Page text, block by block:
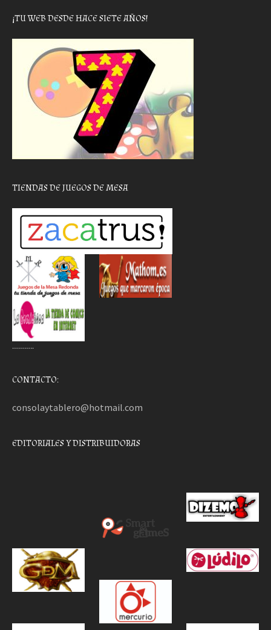
¡TU WEB DESDE HACE SIETE AÑOS!
TIENDAS DE JUEGOS DE MESA
………..
CONTACTO:
consolaytablero@hotmail.com
EDITORIALES Y DISTRIBUIDORAS